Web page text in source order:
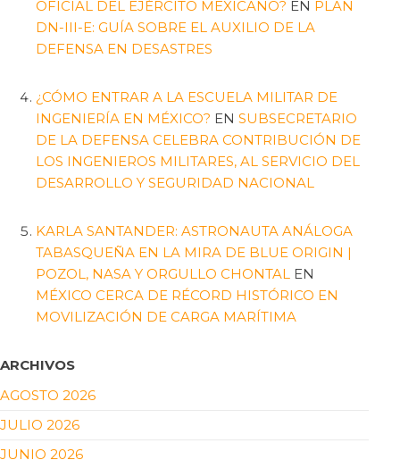
OFICIAL DEL EJÉRCITO MEXICANO? EN PLAN
DN-III-E: GUÍA SOBRE EL AUXILIO DE LA
DEFENSA EN DESASTRES
¿CÓMO ENTRAR A LA ESCUELA MILITAR DE
INGENIERÍA EN MÉXICO? EN SUBSECRETARIO
DE LA DEFENSA CELEBRA CONTRIBUCIÓN DE
LOS INGENIEROS MILITARES, AL SERVICIO DEL
DESARROLLO Y SEGURIDAD NACIONAL
KARLA SANTANDER: ASTRONAUTA ANÁLOGA
TABASQUEÑA EN LA MIRA DE BLUE ORIGIN |
POZOL, NASA Y ORGULLO CHONTAL EN
MÉXICO CERCA DE RÉCORD HISTÓRICO EN
MOVILIZACIÓN DE CARGA MARÍTIMA
ARCHIVOS
AGOSTO 2026
JULIO 2026
JUNIO 2026